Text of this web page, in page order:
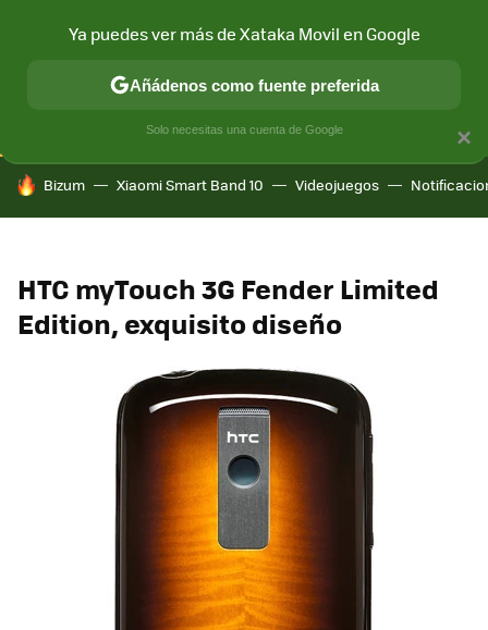
CONECTIVIDAD MÓVIL Y SOCIEDAD APLICACIONES
HOY SE HABLA DE
Bizum Xiaomi Smart Band 10 Videojuegos
HTC myTouch 3G Fender Limited
Edition, exquisito diseño
×
Ya puedes ver más de Xataka Movil en Google
Añádenos como fuente preferida
Solo necesitas una cuenta de Google